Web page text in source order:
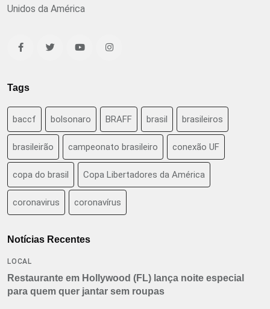
Unidos da América
Tags
baccf bolsonaro BRAFF brasil brasileiros
brasileirão campeonato brasileiro conexão UF
copa do brasil Copa Libertadores da América
coronavirus coronavírus
Notícias Recentes
LOCAL
Restaurante em Hollywood (FL) lança noite especial
para quem quer jantar sem roupas